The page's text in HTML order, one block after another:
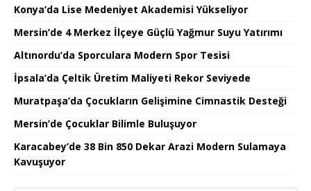
Konya’da Lise Medeniyet Akademisi Yükseliyor
Mersin’de 4 Merkez İlçeye Güçlü Yağmur Suyu Yatırımı
Altınordu’da Sporculara Modern Spor Tesisi
İpsala’da Çeltik Üretim Maliyeti Rekor Seviyede
Muratpaşa’da Çocukların Gelişimine Cimnastik Desteği
Mersin’de Çocuklar Bilimle Buluşuyor
Karacabey’de 38 Bin 850 Dekar Arazi Modern Sulamaya
Kavuşuyor